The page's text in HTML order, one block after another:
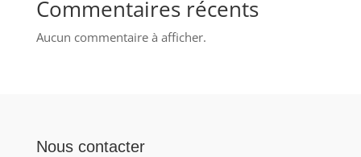
Commentaires récents
Aucun commentaire à afficher.
Nous contacter